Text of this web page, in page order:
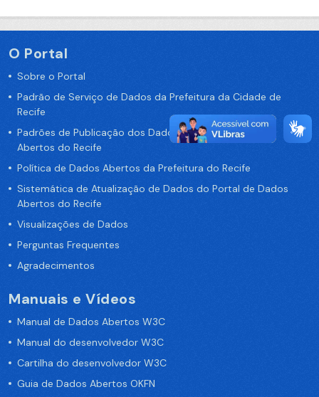
O Portal
Sobre o Portal
Padrão de Serviço de Dados da Prefeitura da Cidade de
Recife
Padrões de Publicação dos Dados no Portal de Dados
Abertos do Recife
Política de Dados Abertos da Prefeitura do Recife
Sistemática de Atualização de Dados do Portal de Dados
Abertos do Recife
Visualizações de Dados
Perguntas Frequentes
Agradecimentos
Manuais e Vídeos
Manual de Dados Abertos W3C
Manual do desenvolvedor W3C
Cartilha do desenvolvedor W3C
Guia de Dados Abertos OKFN